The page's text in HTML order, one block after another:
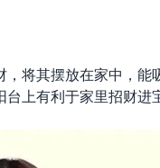
其摆放在家中，能
上有利于家里招财进